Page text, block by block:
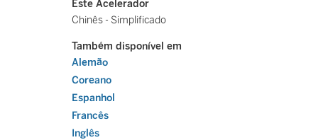
Este Acelerador
Chinês - Simplificado
Também disponível em
Alemão
Coreano
Espanhol
Francês
Inglês